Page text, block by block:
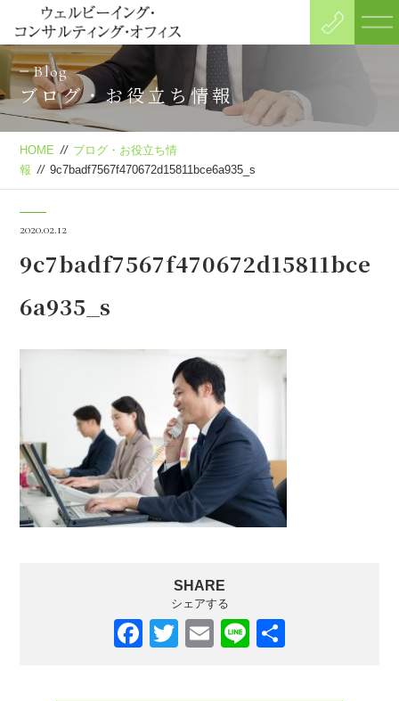
Blog
ブログ・お役立ち情報
HOME // ブログ・お役立ち情
報 // 9c7badf7567f470672d15811bce6a935_s
2020.02.12
9c7badf7567f470672d15811bce
6a935_s
SHARE
シェアする
F
T
E
Li